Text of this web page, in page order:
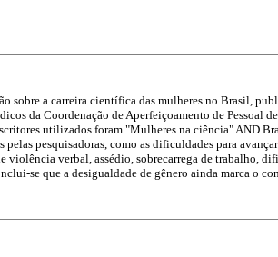
sobre a carreira científica das mulheres no Brasil,
da Coordenação de Aperfeiçoamento de Pessoal
utilizados foram "Mulheres na ciência" AND
pesquisadoras, como as dificuldades para
violência verbal, assédio, sobrecarrega de trabalho,
se que a desigualdade de gênero ainda marca o